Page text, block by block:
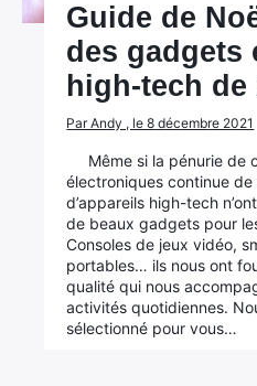
Guide de
des gadgets
high-tech de
Par Andy , le 8 décembre 2021
Même si la pénurie de
électroniques continue
d’appareils high-tech
de beaux gadgets pour
Consoles de jeux vidéo,
portables… ils nous ont
qualité qui nous
activités quotidiennes.
sélectionné pour vous…